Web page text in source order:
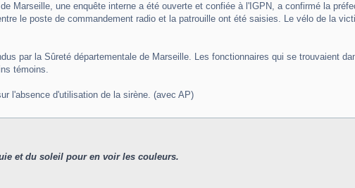
Marseille, une enquête interne a été ouverte et confiée à l'IGPN, a confirmé la
le poste de commandement radio et la patrouille ont été saisies. Le vélo de la
par la Sûreté départementale de Marseille. Les fonctionnaires qui se trouvaient
témoins.
l'absence d'utilisation de la sirène. (avec AP)
et du soleil pour en voir les couleurs.